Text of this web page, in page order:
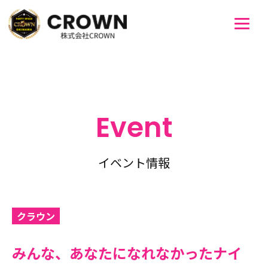
Event
イベント情報
クラウン
みんな、あなたになれなかったナイ